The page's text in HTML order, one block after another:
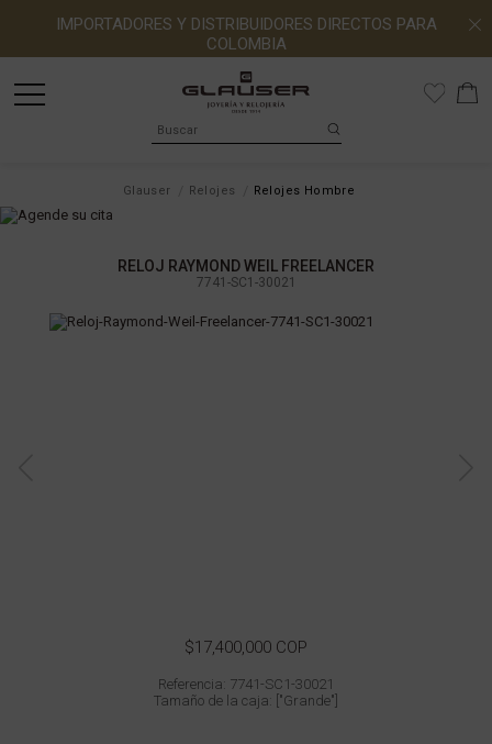
IMPORTADORES Y DISTRIBUIDORES DIRECTOS PARA
COLOMBIA
Glauser Relojes Relojes Hombre
RELOJ RAYMOND WEIL FREELANCER
7741-SC1-30021
$17,400,000 COP
Referencia: 7741-SC1-30021
Tamaño de la caja: ["Grande"]